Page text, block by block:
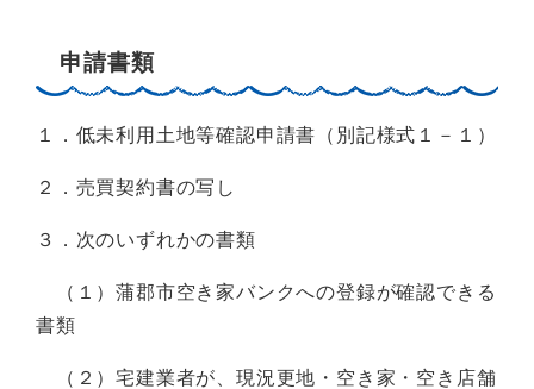
申請書類
１．低未利用土地等確認申請書（別記様式１－１）
２．売買契約書の写し
３．次のいずれかの書類
（１）蒲郡市空き家バンクへの登録が確認できる
書類
（２）宅建業者が、現況更地・空き家・空き店舗